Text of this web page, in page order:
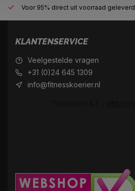
Voor 95% direct uit voorraad geleverd
KLANTENSERVICE
Veelgestelde vragen
+31 (0)24 645 1309
info@fitnesskoerier.nl